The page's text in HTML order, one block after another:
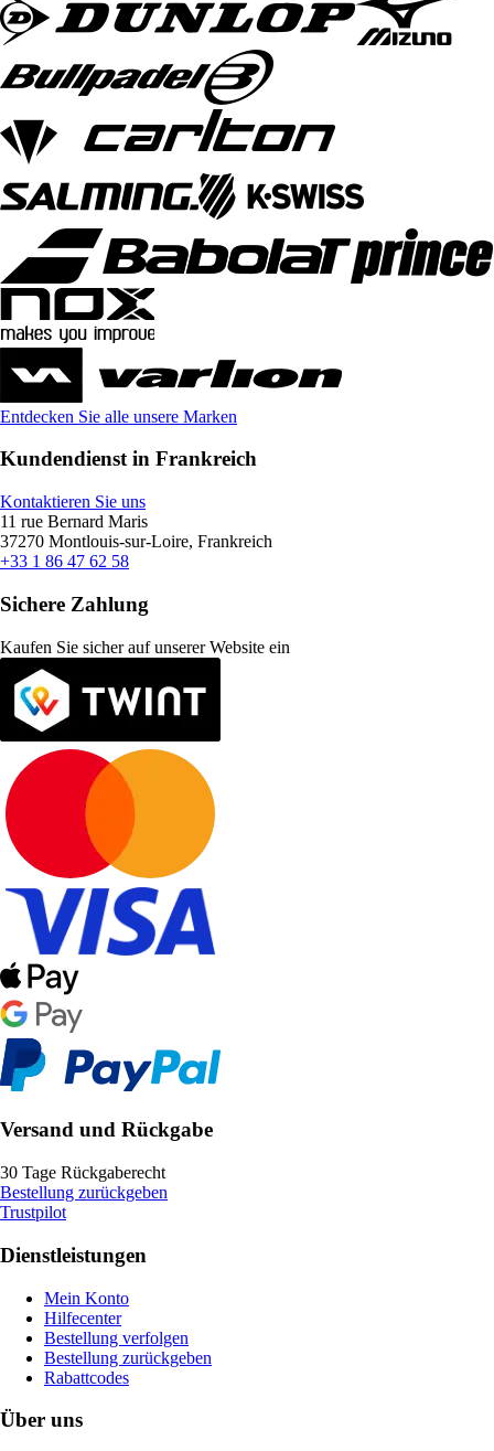
Entdecken Sie alle unsere Marken
Kundendienst in Frankreich
Kontaktieren Sie uns
11 rue Bernard Maris
37270 Montlouis-sur-Loire, Frankreich
+33 1 86 47 62 58
Sichere Zahlung
Kaufen Sie sicher auf unserer Website ein
Versand und Rückgabe
30 Tage Rückgaberecht
Bestellung zurückgeben
Trustpilot
Dienstleistungen
Mein Konto
Hilfecenter
Bestellung verfolgen
Bestellung zurückgeben
Rabattcodes
Über uns